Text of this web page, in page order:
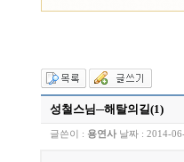
성철스님─해탈의길(1)
글쓴이 : 용연사 날짜 : 2014-